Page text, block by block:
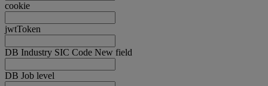
cookie
jwtToken
DB Industry SIC Code New field
DB Job level